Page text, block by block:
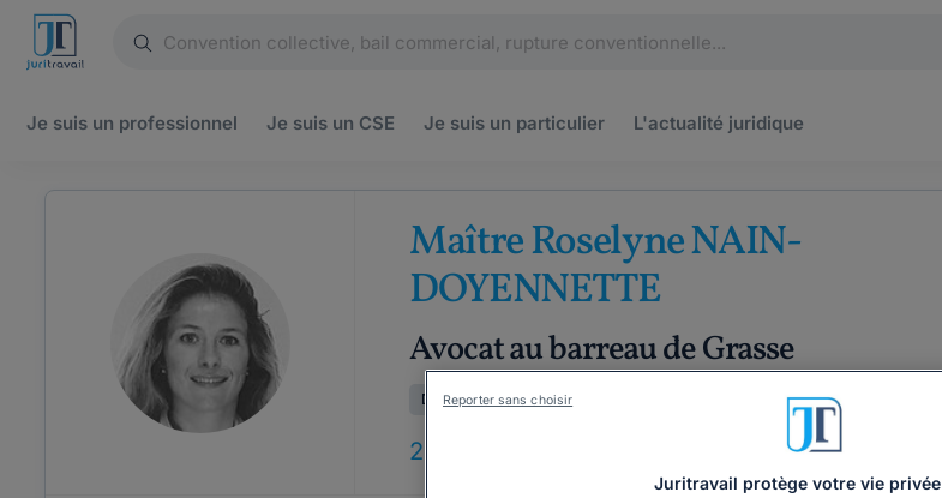
Je suis un professionnel Je suis un CSE Je suis un particulier L'actualité juridique
Maître Roselyne NAIN-
DOYENNETTE
Avocat au barreau de Grasse
Droit de la famille Droit pénal
24
Juritravail protège votre vie privée
Reporter sans choisir